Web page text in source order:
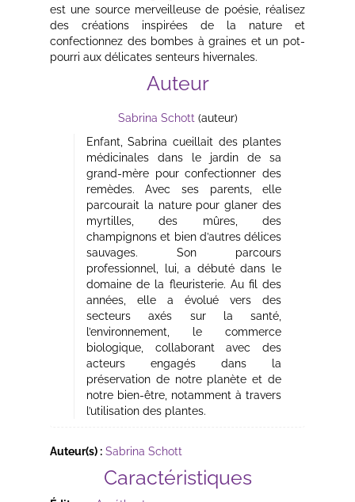
est une source merveilleuse de poésie, réalisez
des créations inspirées de la nature et
confectionnez des bombes à graines et un pot-
pourri aux délicates senteurs hivernales.
Auteur
Sabrina Schott(auteur)
Enfant, Sabrina cueillait des plantes
médicinales dans le jardin de sa
grand-mère pour confectionner des
remèdes. Avec ses parents, elle
parcourait la nature pour glaner des
myrtilles, des mûres, des
champignons et bien d’autres délices
sauvages. Son parcours
professionnel, lui, a débuté dans le
domaine de la fleuristerie. Au fil des
années, elle a évolué vers des
secteurs axés sur la santé,
l’environnement, le commerce
biologique, collaborant avec des
acteurs engagés dans la
préservation de notre planète et de
notre bien-être, notamment à travers
l’utilisation des plantes.
Auteur(s) : Sabrina Schott
Caractéristiques